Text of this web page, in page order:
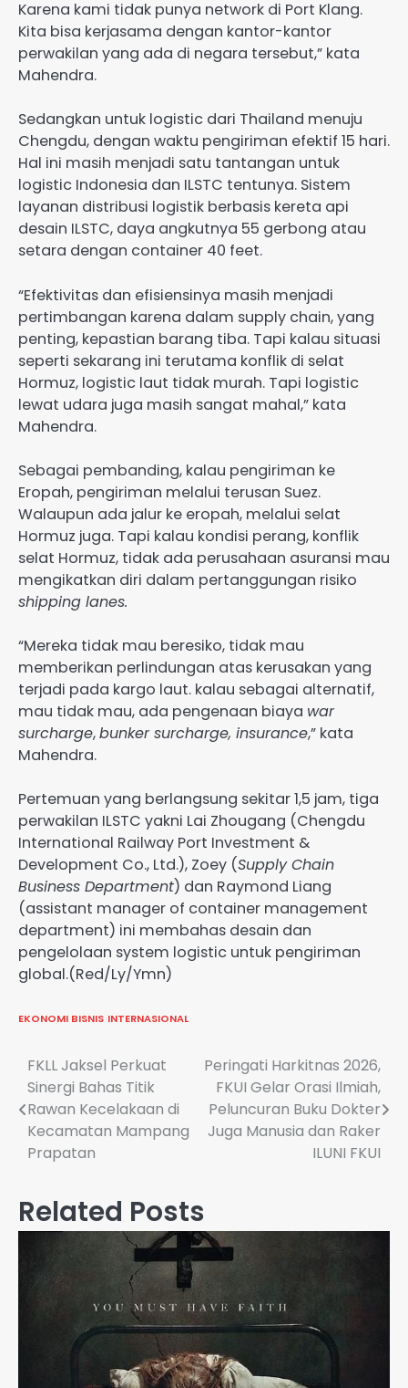
Karena kami tidak punya network di Port Klang.
Kita bisa kerjasama dengan kantor-kantor
perwakilan yang ada di negara tersebut,” kata
Mahendra.
Sedangkan untuk logistic dari Thailand menuju
Chengdu, dengan waktu pengiriman efektif 15 hari.
Hal ini masih menjadi satu tantangan untuk
logistic Indonesia dan ILSTC tentunya. Sistem
layanan distribusi logistik berbasis kereta api
desain ILSTC, daya angkutnya 55 gerbong atau
setara dengan container 40 feet.
“Efektivitas dan efisiensinya masih menjadi
pertimbangan karena dalam supply chain, yang
penting, kepastian barang tiba. Tapi kalau situasi
seperti sekarang ini terutama konflik di selat
Hormuz, logistic laut tidak murah. Tapi logistic
lewat udara juga masih sangat mahal,” kata
Mahendra.
Sebagai pembanding, kalau pengiriman ke
Eropah, pengiriman melalui terusan Suez.
Walaupun ada jalur ke eropah, melalui selat
Hormuz juga. Tapi kalau kondisi perang, konflik
selat Hormuz, tidak ada perusahaan asuransi mau
mengikatkan diri dalam pertanggungan risiko
shipping lanes.
“Mereka tidak mau beresiko, tidak mau
memberikan perlindungan atas kerusakan yang
terjadi pada kargo laut. kalau sebagai alternatif,
mau tidak mau, ada pengenaan biaya war
surcharge,bunker surcharge, insurance,” kata
Mahendra.
Pertemuan yang berlangsung sekitar 1,5 jam, tiga
perwakilan ILSTC yakni Lai Zhougang (Chengdu
International Railway Port Investment &
Development Co., Ltd.), Zoey (Supply Chain
Business Department) dan Raymond Liang
(assistant manager of container management
department) ini membahas desain dan
pengelolaan system logistic untuk pengiriman
global.(Red/Ly/Ymn)
EKONOMI BISNIS INTERNASIONAL
Navigasi
pos
FKLL Jaksel Perkuat
Sinergi Bahas Titik
Rawan Kecelakaan di
Kecamatan Mampang
Prapatan
Peringati Harkitnas 2026,
FKUI Gelar Orasi Ilmiah,
Peluncuran Buku Dokter
Juga Manusia dan Raker
ILUNI FKUI
Related Posts